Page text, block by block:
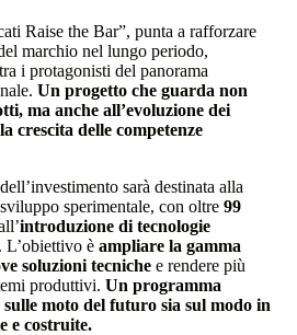
Raise the Bar”, punta a rafforzare
marchio nel lungo periodo,
i protagonisti del panorama
Un progetto che guarda non
ma anche all’evoluzione dei
crescita delle competenze
sarà destinata alla
sperimentale, con oltre 99
introduzione di tecnologie
. L’obiettivo è ampliare la gamma
soluzioni tecniche e rendere più
produttivi. Un programma
moto del futuro sia sul modo in
e costruite.